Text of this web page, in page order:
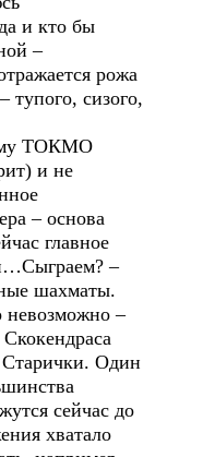
и кто бы
–
рожа
сизого,
ТОКМО
и не
– основа
главное
–
шахматы.
невозможно –
Один
сейчас до
хватало